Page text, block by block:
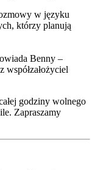
w języku
którzy planują
Benny –
godziny wolnego
Zapraszamy